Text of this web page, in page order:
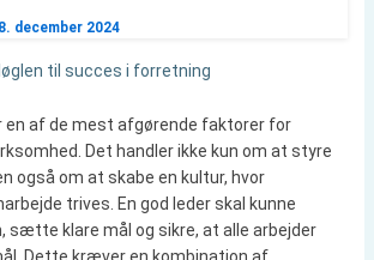
8. december 2024
til succes i forretning
en af de mest afgørende faktorer for
Det handler ikke kun om at styre
også om at skabe en kultur, hvor
trives. En god leder skal kunne
sætte klare mål og sikre, at alle arbejder